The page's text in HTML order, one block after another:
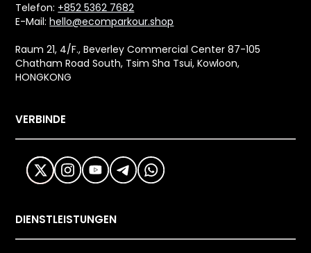
Telefon: +852 5362 7682
E-Mail:hello@ecomparkour.shop
Raum 21, 4/F., Beverley Commercial Center 87-105
Chatham Road South, Tsim Sha Tsui, Kowloon,
HONGKONG
VERBINDE
DIENSTLEISTUNGEN